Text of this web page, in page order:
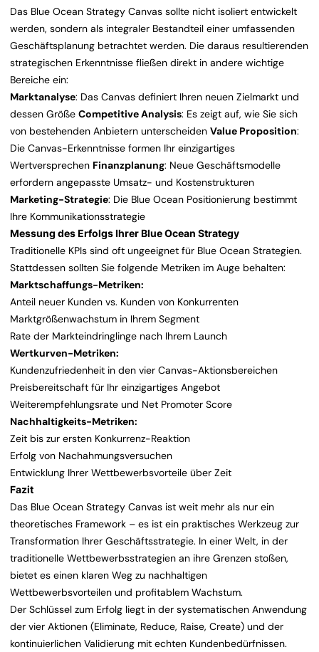
Das Blue Ocean Strategy Canvas sollte nicht isoliert entwickelt
werden, sondern als integraler Bestandteil einer umfassenden
Geschäftsplanung betrachtet werden. Die daraus resultierenden
strategischen Erkenntnisse fließen direkt in andere wichtige
Bereiche ein:
Marktanalyse: Das Canvas definiert Ihren neuen Zielmarkt und
dessen Größe Competitive Analysis: Es zeigt auf, wie Sie sich
von bestehenden Anbietern unterscheiden Value Proposition:
Die Canvas-Erkenntnisse formen Ihr einzigartiges
Wertversprechen Finanzplanung: Neue Geschäftsmodelle
erfordern angepasste Umsatz- und Kostenstrukturen
Marketing-Strategie: Die Blue Ocean Positionierung bestimmt
Ihre Kommunikationsstrategie
Messung des Erfolgs Ihrer Blue Ocean Strategy
Traditionelle KPIs sind oft ungeeignet für Blue Ocean Strategien.
Stattdessen sollten Sie folgende Metriken im Auge behalten:
Marktschaffungs-Metriken:
Anteil neuer Kunden vs. Kunden von Konkurrenten
Marktgrößenwachstum in Ihrem Segment
Rate der Markteindringlinge nach Ihrem Launch
Wertkurven-Metriken:
Kundenzufriedenheit in den vier Canvas-Aktionsbereichen
Preisbereitschaft für Ihr einzigartiges Angebot
Weiterempfehlungsrate und Net Promoter Score
Nachhaltigkeits-Metriken:
Zeit bis zur ersten Konkurrenz-Reaktion
Erfolg von Nachahmungsversuchen
Entwicklung Ihrer Wettbewerbsvorteile über Zeit
Fazit
Das Blue Ocean Strategy Canvas ist weit mehr als nur ein
theoretisches Framework – es ist ein praktisches Werkzeug zur
Transformation Ihrer Geschäftsstrategie. In einer Welt, in der
traditionelle Wettbewerbsstrategien an ihre Grenzen stoßen,
bietet es einen klaren Weg zu nachhaltigen
Wettbewerbsvorteilen und profitablem Wachstum.
Der Schlüssel zum Erfolg liegt in der systematischen Anwendung
der vier Aktionen (Eliminate, Reduce, Raise, Create) und der
kontinuierlichen Validierung mit echten Kundenbedürfnissen.